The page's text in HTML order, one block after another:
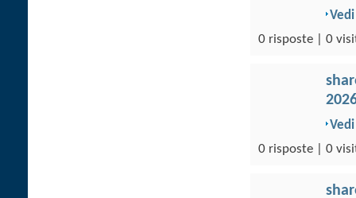
0 risposte | 0
0 risposte | 0